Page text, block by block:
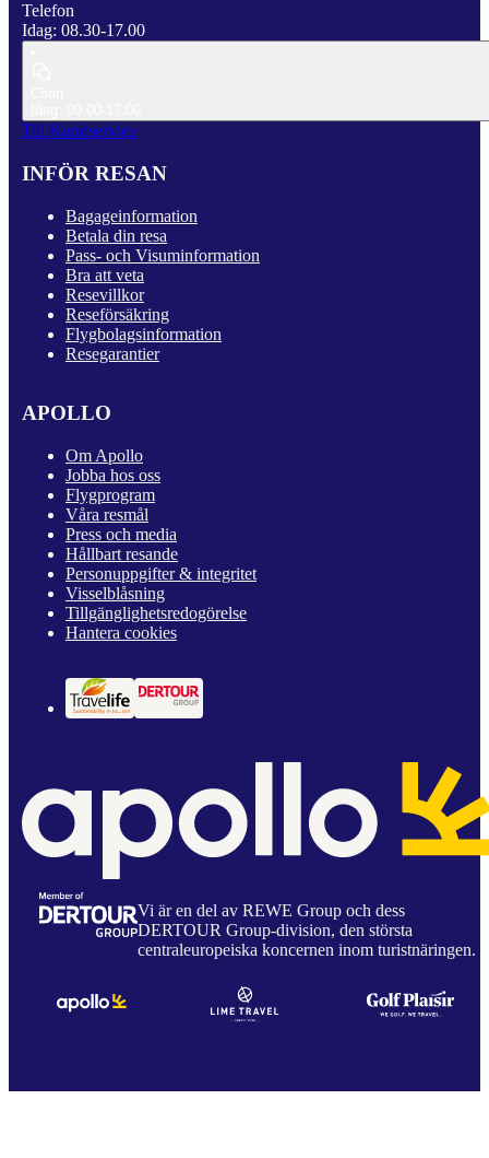
Telefon
Idag: 08.30-17.00
Till Kundservice
INFÖR RESAN
Bagageinformation
Betala din resa
Pass- och Visuminformation
Bra att veta
Resevillkor
Reseförsäkring
Flygbolagsinformation
Resegarantier
APOLLO
Om Apollo
Jobba hos oss
Flygprogram
Våra resmål
Press och media
Hållbart resande
Personuppgifter & integritet
Visselblåsning
Tillgänglighetsredogörelse
Hantera cookies
Vi är en del av REWE Group och dess
DERTOUR Group-division, den största
centraleuropeiska koncernen inom turistnäringen.